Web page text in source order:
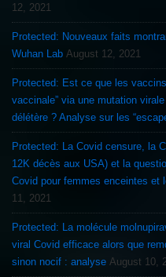
12, 2021
Protected: Nouveaux faits
Wuhan Lab August 12, 2021
Protected: Est ce que les
vaccinale” via une mutation
délétère ? Analyse sur les
Protected: La Covid censure, la
12K décès aux USA) et la
Covid pour femmes enceintes et
11, 2021
Protected: La molécule
viral Covid efficace alors que
sinon nocif : analyse August 10,